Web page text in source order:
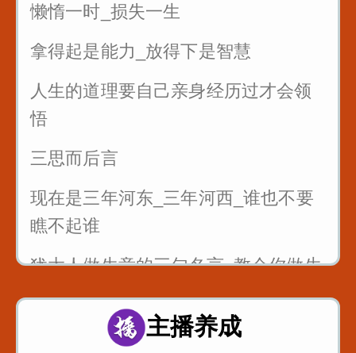
懒惰一时_损失一生
拿得起是能力_放得下是智慧
人生的道理要自己亲身经历过才会领
悟
三思而后言
现在是三年河东_三年河西_谁也不要
瞧不起谁
犹太人做生意的三句名言_教会你做生
意
最狠的五句话让你瞬间成长
主播养成